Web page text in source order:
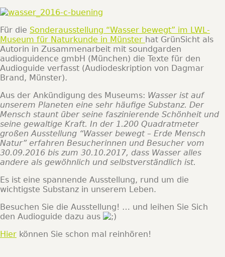
Für die Sonderausstellung “Wasser bewegt” im LWL-
Museum für Naturkunde in Münster hat GrünSicht als
Autorin in Zusammenarbeit mit soundgarden
audioguidence gmbH (München) die Texte für den
Audioguide verfasst (Audiodeskription von Dagmar
Brand, Münster).
Aus der Ankündigung des Museums: Wasser ist auf
unserem Planeten eine sehr häufige Substanz. Der
Mensch staunt über seine faszinierende Schönheit und
seine gewaltige Kraft. In der 1.200 Quadratmeter
großen Ausstellung “Wasser bewegt – Erde Mensch
Natur” erfahren Besucherinnen und Besucher vom
30.09.2016 bis zum 30.10.2017, dass Wasser alles
andere als gewöhnlich und selbstverständlich ist.
Es ist eine spannende Ausstellung, rund um die
wichtigste Substanz in unserem Leben.
Besuchen Sie die Ausstellung! … und leihen Sie Sich
den Audioguide dazu aus
Hier können Sie schon mal reinhören!